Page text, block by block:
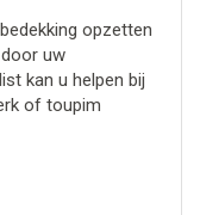
opzetten
uw
kan u helpen bij
of toupim